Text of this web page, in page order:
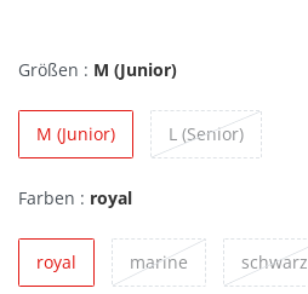
Größen : M (Junior)
M (Junior) L (Senior)
Farben : royal
royal marine schwarz